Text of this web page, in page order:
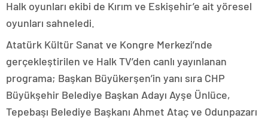
Halk oyunları ekibi de Kırım ve Eskişehir’e ait yöresel
oyunları sahneledi.
Atatürk Kültür Sanat ve Kongre Merkezi’nde
gerçekleştirilen ve Halk TV’den canlı yayınlanan
programa; Başkan Büyükerşen’in yanı sıra CHP
Büyükşehir Belediye Başkan Adayı Ayşe Ünlüce,
Tepebaşı Belediye Başkanı Ahmet Ataç ve Odunpazarı